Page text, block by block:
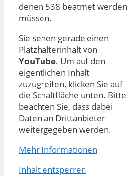
denen 538 beatmet werden
müssen.
Sie sehen gerade einen
Platzhalterinhalt von
YouTube. Um auf den
eigentlichen Inhalt
zuzugreifen, klicken Sie auf
die Schaltfläche unten. Bitte
beachten Sie, dass dabei
Daten an Drittanbieter
weitergegeben werden.
Mehr Informationen
Inhalt entsperren